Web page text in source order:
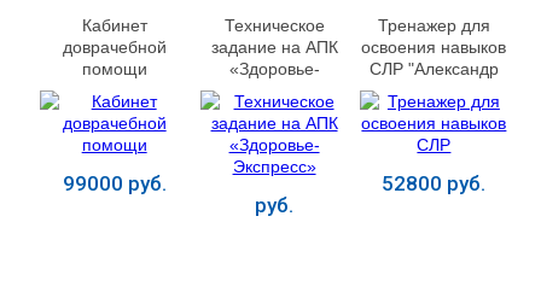
Кабинет
доврачебной
помощи
99000 руб.
Техническое
задание на АПК
«Здоровье-
руб.
Тренажер для
освоения навыков
СЛР "Александр
52800 руб.